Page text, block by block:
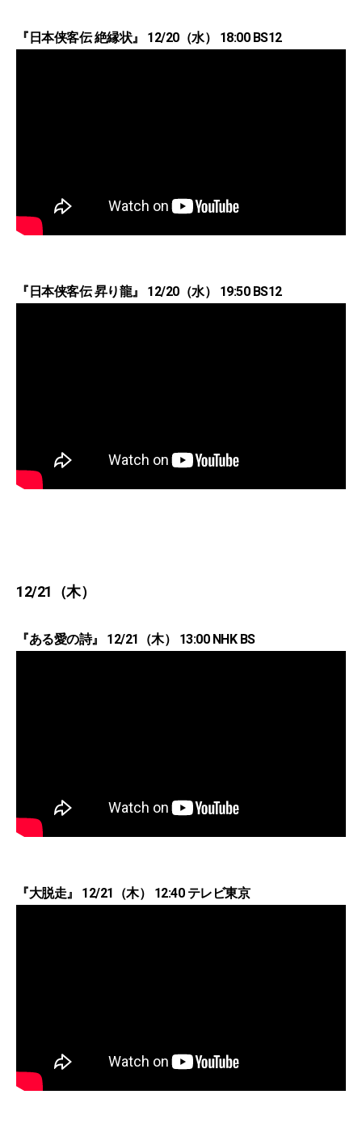
『日本侠客伝 絶縁状』 12/20（水） 18:00 BS12
『日本侠客伝 昇り龍』 12/20（水） 19:50 BS12
12/21（木）
『ある愛の詩』 12/21（木） 13:00 NHK BS
『大脱走』 12/21（木） 12:40 テレビ東京